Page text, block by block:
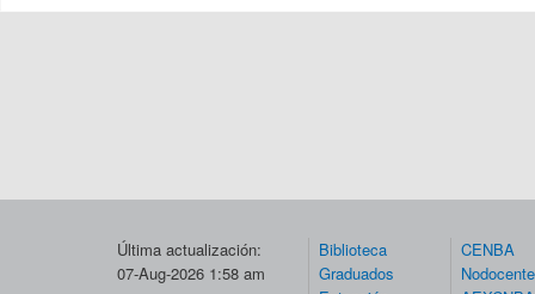
Última actualización:
07-Aug-2026 1:58 am
Biblioteca
Graduados
CENBA